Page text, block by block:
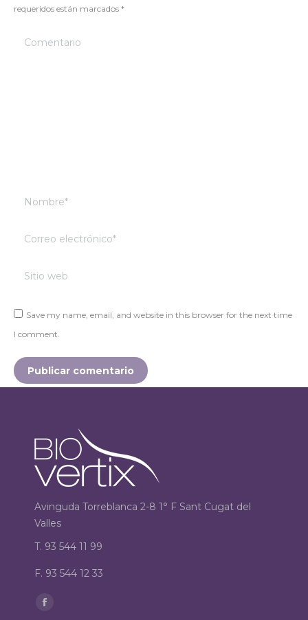
requeridos están marcados *
Comentario
Nombre *
Correo electrónico *
Sitio web
Save my name, email, and website in this browser for the next time
I comment.
Publicar comentario
Avinguda Torreblanca 2-8 1° F Sant Cugat del
Valles
T. 93 544 11 99
F. 93 544 12 33
Encuéntranos en: